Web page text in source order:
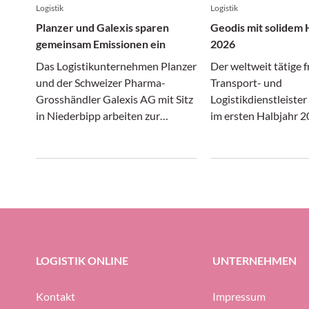
Logistik
Planzer und Galexis sparen
gemeinsam Emissionen ein
Das Logistikunternehmen Planzer
und der Schweizer Pharma-
Grosshändler Galexis AG mit Sitz
in Niederbipp arbeiten zur
Logistik
Geodis mit solidem
2026
Der weltweit tätige
Transport- und
Logistikdienstleister
im ersten Halbjahr
halten.
LOGISTIK ONLINE
Kontakt
UNTERNEHMEN
Impressum